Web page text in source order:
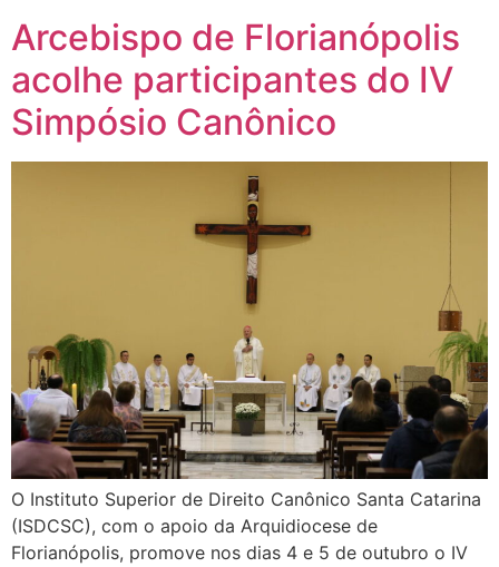
Arcebispo de Florianópolis
acolhe participantes do IV
Simpósio Canônico
O Instituto Superior de Direito Canônico Santa Catarina
(ISDCSC), com o apoio da Arquidiocese de
Florianópolis, promove nos dias 4 e 5 de outubro o IV